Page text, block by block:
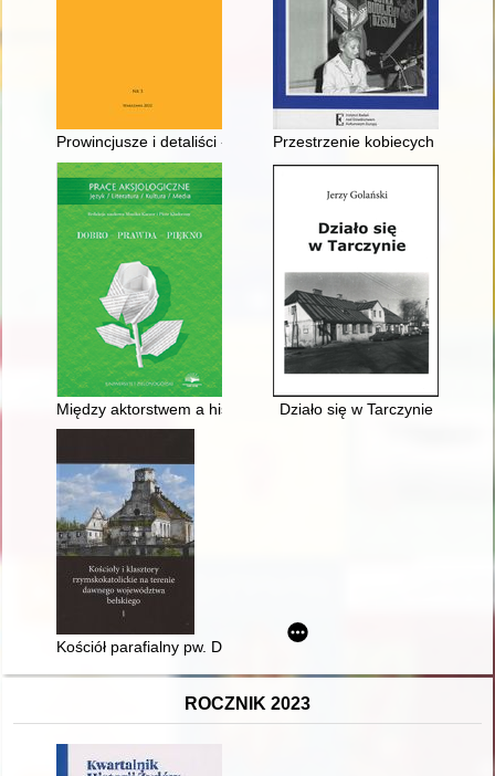
Prowincjusze i detaliści - recenzja]Przestrzenie kobiecych
Między aktorstwem a histerią w filmie Andrzeja Żuławskiego
Działo się w Tarczynie
Kościół parafialny pw. Ducha Świętego i klasztor oo.
ROCZNIK 2023